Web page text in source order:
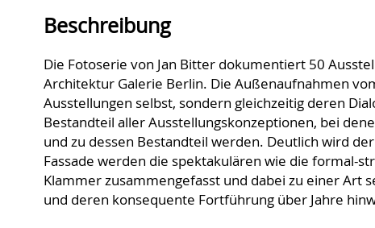
Beschreibung
Die Fotoserie von Jan Bitter dokumentiert 50
Architektur Galerie Berlin. Die Außenaufnahmen
Ausstellungen selbst, sondern gleichzeitig deren
Bestandteil aller Ausstellungskonzeptionen, bei
und zu dessen Bestandteil werden. Deutlich wird
Fassade werden die spektakulären wie die formal-
Klammer zusammengefasst und dabei zu einer Art
und deren konsequente Fortführung über Jahre